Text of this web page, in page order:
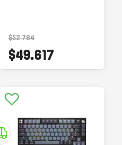
$52.784
$49.617